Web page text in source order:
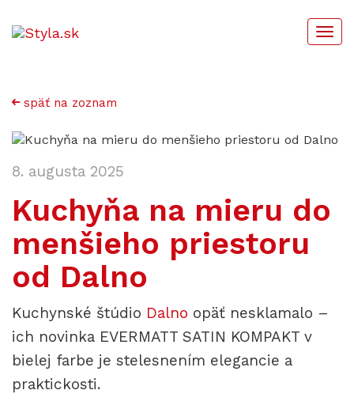
späť na zoznam
8. augusta 2025
Kuchyňa na mieru do
menšieho priestoru
od Dalno
Kuchynské štúdio Dalno opäť nesklamalo –
ich novinka EVERMATT SATIN KOMPAKT v
bielej farbe je stelesnením elegancie a
praktickosti.